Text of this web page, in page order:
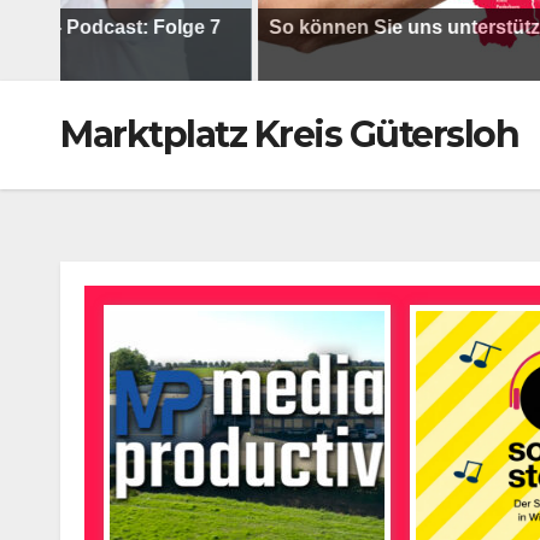
Podcast: Folge 7 So können Sie uns unterstützen !
Marktplatz Kreis Gütersloh